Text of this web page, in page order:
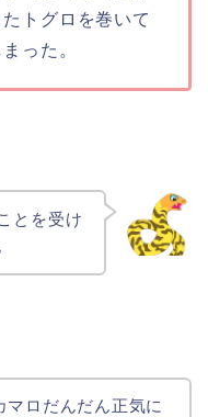
トグロを巻いて
った。
とを受け
ロだんだん正気に